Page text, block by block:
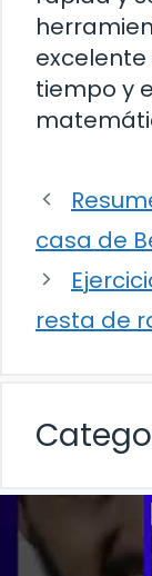
tiempo y
casa de
resta de